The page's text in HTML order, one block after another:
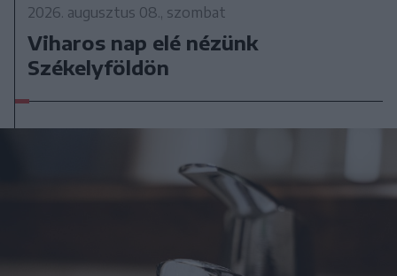
2026. augusztus 08., szombat
Viharos nap elé nézünk
Székelyföldön